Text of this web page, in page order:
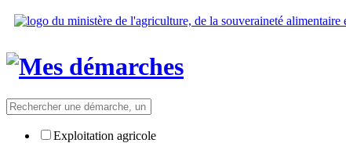
Exploitation agricole